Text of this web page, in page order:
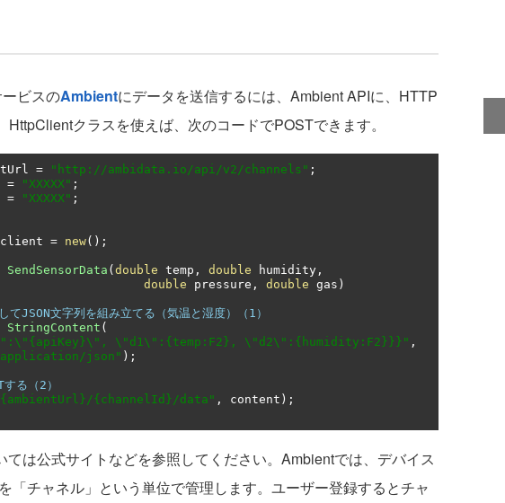
ビスのAmbientにデータを送信するには、Ambient APIに、HTTP
クラスを使えば、次のコードでPOSTできます。
= "http://ambidata.io/api/v2/channels" ;
= "XXXXX" ;
= "XXXXX" ;
= new();
SendSensorData ( double temp , double humidity ,
double pressure , double gas )
JSON文字列を組み立てる（気温と湿度）（1）
StringContent (
\"d1\":{temp:F2}, \"d2\":{humidity:F2}}}" ,
json" );
る（2）
{channelId}/data" , content );
は公式サイトなどを参照してください。Ambientでは、デバイス
「チャネル」という単位で管理します。ユーザー登録するとチャ